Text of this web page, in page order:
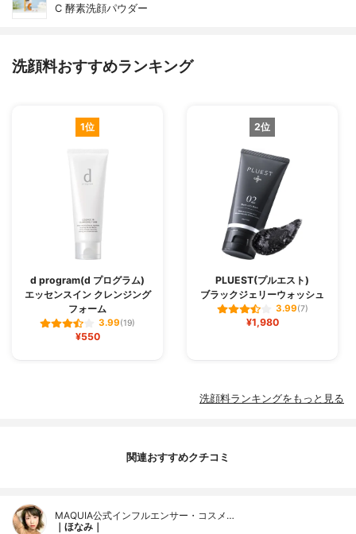
C 酵素洗顔パウダー
洗顔料おすすめランキング
1位
d program(d プログラム)
エッセンスイン クレンジング
フォーム
3.99(19)
¥550
2位
PLUEST(プルエスト)
ブラックジェリーウォッシュ
3.99(7)
¥1,980
洗顔料ランキングをもっと見る
関連おすすめクチコミ
MAQUIA公式インフルエンサー・コスメ…
｜ほなみ｜